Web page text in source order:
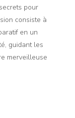
pour
consiste à
en un
guidant les
merveilleuse